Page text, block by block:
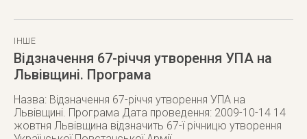
ІНШЕ
Відзначення 67-річчя утворення УПА на
Львівщині. Програма
Назва: Відзначення 67-річчя утворення УПА на
Львівщині. Програма Дата проведення: 2009-10-14 14
жовтня Львівщина відзначить 67-ї річницю утворення